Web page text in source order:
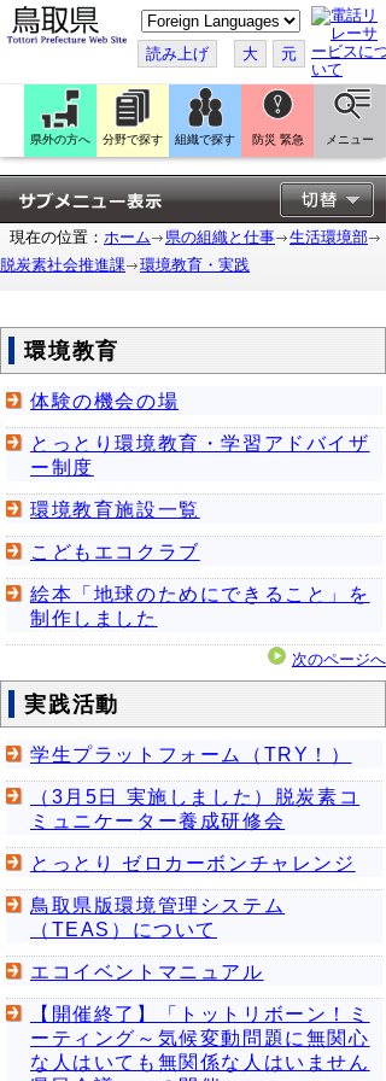
こ
の
ペ
ー
ジ
翻
訳
す
る
読み上げ 大 元
県外の方へ 分野で探す 組織で探す 防災 緊急 メニュー
現在の位置： ホーム 県の組織と仕事
生活環境部
脱炭素社会推進課
環境教育・実践
環境教育
体験の機会の場
とっとり環境教育・学習アドバイザ
ー制度
環境教育施設一覧
こどもエコクラブ
絵本「地球のためにできること」を
制作しました
次のページへ
実践活動
学生プラットフォーム（TRY！）
（3月5日 実施しました）脱炭素コ
ミュニケーター養成研修会
とっとり ゼロカーボンチャレンジ
鳥取県版環境管理システム
（TEAS）について
エコイベントマニュアル
【開催終了】「トットリボーン！ミ
ーティング～気候変動問題に無関心
な人はいても無関係な人はいません